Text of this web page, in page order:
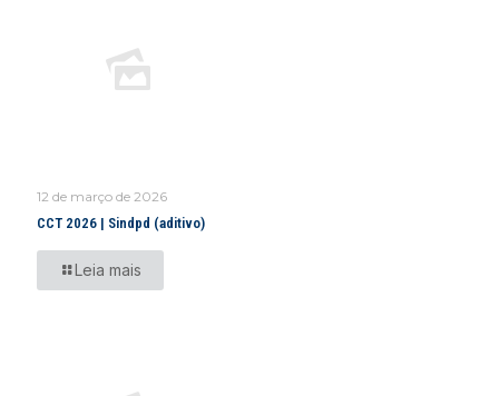
12 de março de 2026
CCT 2026 | Sindpd (aditivo)
Leia mais